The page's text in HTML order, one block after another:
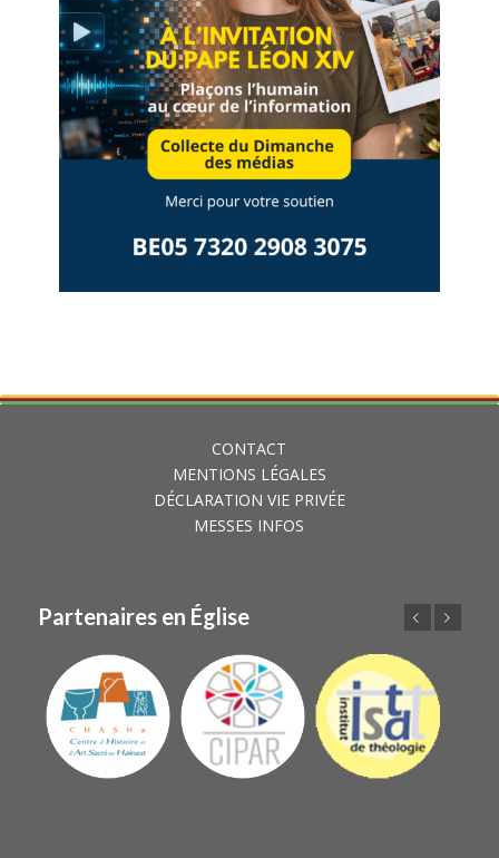
CONTACT
MENTIONS LÉGALES
DÉCLARATION VIE PRIVÉE
MESSES INFOS
Partenaires en Église